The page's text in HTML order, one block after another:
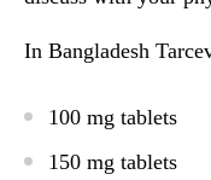
In Bangladesh
100 mg tablets
150 mg tablets